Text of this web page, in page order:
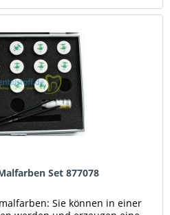
Set 877078
Sie können in einer